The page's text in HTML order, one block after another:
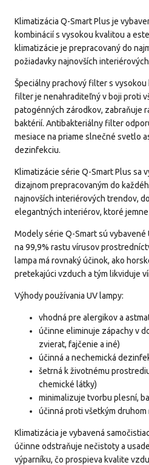
Klimatizácia Q-Smart Plus je
kombinácií s vysokou kvalitou a
klimatizácie je prepracovaný do
požiadavky najnovších
Špeciálny prachový filter s
filter je nenahraditeľný v boji proti
patogénných zárodkov, zabraňuje
baktérií. Antibakteriálny filter
mesiace na priame slnečné svetlo
dezinfekciu.
Klimatizácie série Q-Smart Plus sa
dizajnom prepracovaným do
najnovších interiérových trendov,
elegantných interiérov, ktoré
Modely série Q-Smart sú vybavené
na 99,9% rastu vírusov
lampa má rovnaký účinok, ako
pretekajúci vzduch a tým likviduje
Výhody používania UV lampy:
vhodná pre alergikov a
účinne eliminuje zápachy v
zvierat, fajčenie a iné)
účinná a nechemická
šetrná k životnému
chemické látky)
minimalizuje tvorbu plesní,
účinná proti všetkým
Klimatizácia je vybavená
účinne odstraňuje nečistoty a
výparníku, čo prospieva kvalite